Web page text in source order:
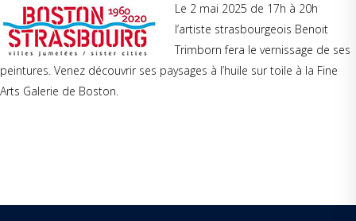
Le 2 mai 2025 de 17h à 20h
l’artiste strasbourgeois Benoit
Trimborn fera le vernissage de ses
peintures. Venez découvrir ses paysages à l’huile sur toile à la Fine
Arts Galerie de Boston.